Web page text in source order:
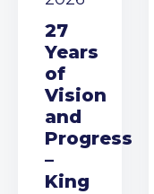
27
Years
of
Vision
and
Progress
–
King